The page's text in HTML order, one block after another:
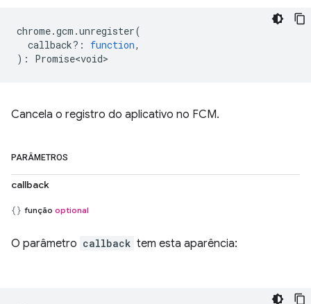
chrome.gcm .unregister(
callback? : function,
) : Promise<void>
Cancela o registro do aplicativo no FCM.
PARÂMETROS
callback
função optional
O parâmetro callback tem esta aparência: